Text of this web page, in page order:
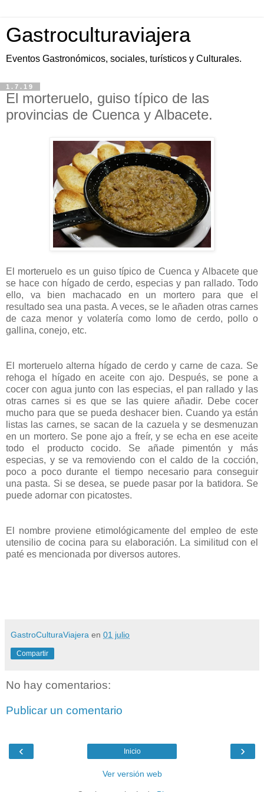
Gastroculturaviajera
Eventos Gastronómicos, sociales, turísticos y Culturales.
1.7.19
El morteruelo, guiso típico de las
provincias de Cuenca y Albacete.
El morteruelo es un guiso típico de Cuenca y Albacete que
se hace con hígado de cerdo, especias y pan rallado. Todo
ello, va bien machacado en un mortero para que el
resultado sea una pasta. A veces, se le añaden otras carnes
de caza menor y volatería como lomo de cerdo, pollo o
gallina, conejo, etc.
El morteruelo alterna hígado de cerdo y carne de caza. Se
rehoga el hígado en aceite con ajo. Después, se pone a
cocer con agua junto con las especias, el pan rallado y las
otras carnes si es que se las quiere añadir. Debe cocer
mucho para que se pueda deshacer bien. Cuando ya están
listas las carnes, se sacan de la cazuela y se desmenuzan
en un mortero. Se pone ajo a freír, y se echa en ese aceite
todo el producto cocido. Se añade pimentón y más
especias, y se va removiendo con el caldo de la cocción,
poco a poco durante el tiempo necesario para conseguir
una pasta. Si se desea, se puede pasar por la batidora. Se
puede adornar con picatostes.
El nombre proviene etimológicamente del empleo de este
utensilio de cocina para su elaboración.​ La similitud con el
paté es mencionada por diversos autores.
GastroCulturaViajera en 01 julio
Compartir
No hay comentarios:
Publicar un comentario
‹ ›
Inicio
Ver versión web